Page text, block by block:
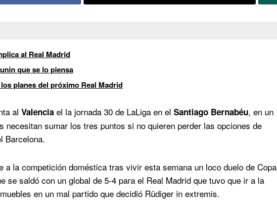
al Real Madrid
que se lo piensa
planes del próximo Real Madrid
al Valencia el la jornada 30 de LaLiga en el Santiago Bernabéu, en un
necesitan sumar los tres puntos si no quieren perder las opciones de
Barcelona.
a la competición doméstica tras vivir esta semana un loco duelo de Copa
se saldó con un global de 5-4 para el Real Madrid que tuvo que ir a la
en un mal partido que decidió Rüdiger in extremis.